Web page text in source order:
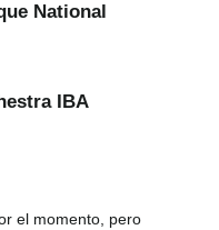
National
IBA
el momento, pero